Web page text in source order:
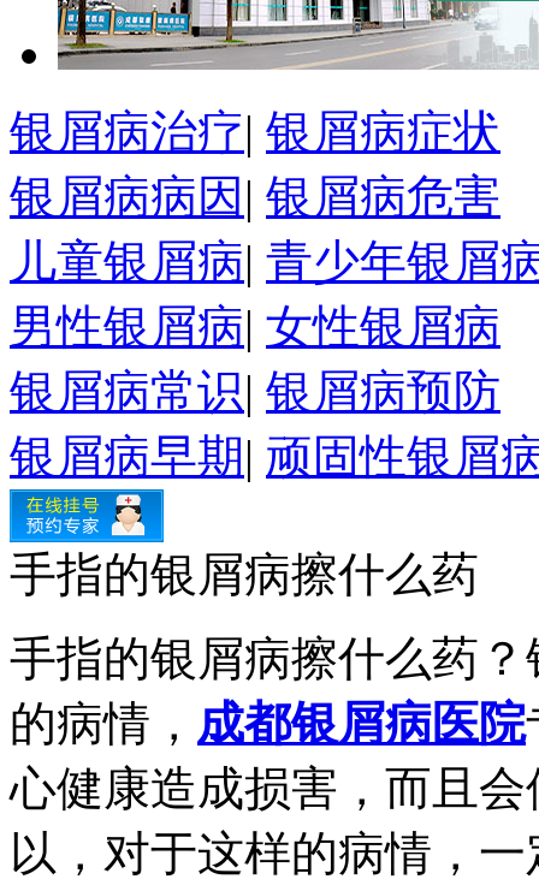
银屑病治疗| 银屑病症状
银屑病病因 | 银屑病危害
儿童银屑病| 青少年银屑
男性银屑病| 女性银屑病
银屑病常识| 银屑病预防
银屑病早期| 顽固性银屑
手指的银屑病擦什么药
手指的银屑病擦什么药
的病情， 成都银屑病医院
心健康造成损害，而且
以，对于这样的病情，